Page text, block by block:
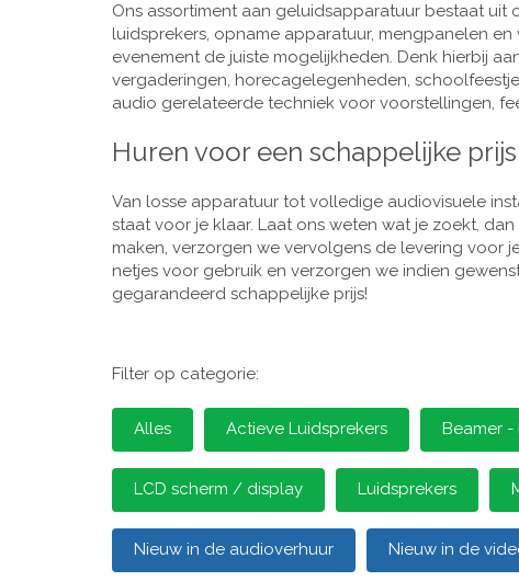
Ons assortiment aan geluidsapparatuur bestaat uit
luidsprekers, opname apparatuur, mengpanelen
evenement de juiste mogelijkheden. Denk hierbij
vergaderingen, horecagelegenheden,
audio gerelateerde techniek voor voorstellingen,
Huren voor een schappelijke prijs
Van losse apparatuur tot volledige audiovisuele
staat voor je klaar. Laat ons weten wat je zoekt,
maken, verzorgen we vervolgens de levering voor
netjes voor gebruik en verzorgen we indien
gegarandeerd schappelijke prijs!
Filter op categorie:
Alles Actieve Luidsprekers Beamer -
LCD scherm / display Luidsprekers
Nieuw in de audioverhuur Nieuw in de